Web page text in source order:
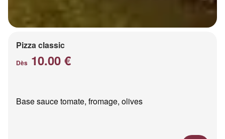
Pizza classic
Dès 10.00 €
Base sauce tomate, fromage, olives